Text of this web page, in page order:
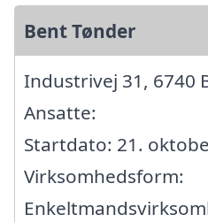
Bent Tønder
Industrivej 31, 6740
Ansatte:
Startdato: 21.
Virksomhedsform: